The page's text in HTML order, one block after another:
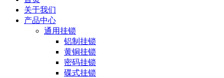
关于我们
产品中心
通用挂锁
铝制挂锁
黄铜挂锁
密码挂锁
碟式挂锁